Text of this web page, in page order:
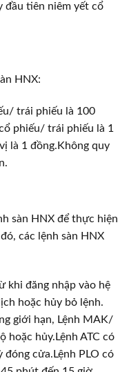
đầu tiên niêm yết cổ
HNX:
trái phiếu là 100
phiếu/ trái phiếu là 1
là 1 đồng.Không quy
sàn HNX để thực hiện
các lệnh sàn HNX
khi đăng nhập vào hệ
hoặc hủy bỏ lệnh.
giới hạn, Lệnh MAK/
hủy.Lệnh ATC có
cửa.Lệnh PLO có